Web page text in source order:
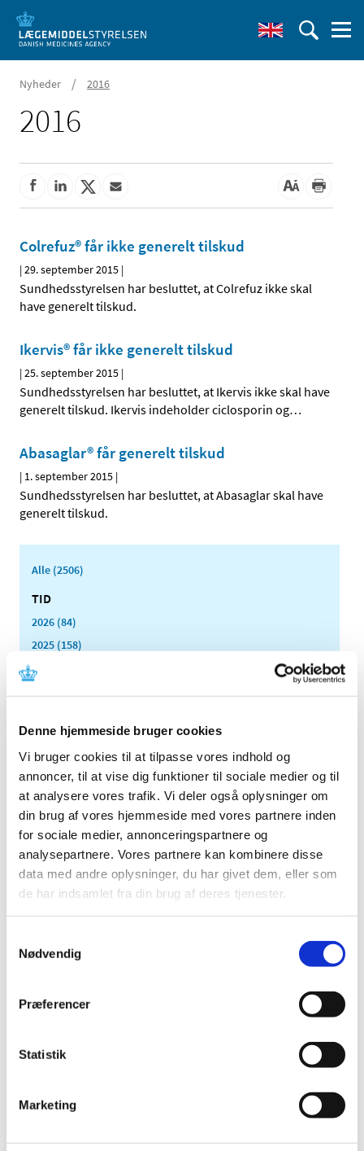
Denne hjemmeside bruger cookies
Vi bruger cookies til at tilpasse vores indhold og
annoncer, til at vise dig funktioner til sociale medier og til
at analysere vores trafik. Vi deler også oplysninger om
din brug af vores hjemmeside med vores partnere inden
for sociale medier, annonceringspartnere og
analysepartnere. Vores partnere kan kombinere disse
data med andre oplysninger, du har givet dem, eller som
de har indsamlet fra din brug af deres tjenester.
Nødvendig
Præferencer
Statistik
Marketing
Nyheder / 2016
2016
Colrefuz® får ikke generelt tilskud
|29. september 2015 |
Sundhedsstyrelsen har besluttet, at Colrefuz ikke skal
have generelt tilskud.
Ikervis® får ikke generelt tilskud
|25. september 2015 |
Sundhedsstyrelsen har besluttet, at Ikervis ikke skal have
generelt tilskud. Ikervis indeholder ciclosporin og…
Abasaglar® får generelt tilskud
| 1. september 2015 |
Sundhedsstyrelsen har besluttet, at Abasaglar skal have
generelt tilskud.
Alle (2506)
TID
2026 (84)
2025 (158)
2024 (224)
2021 (516)
2020 (263)
2019 (159)
2018 (150)
2017 (167)
2016 (167)
2015 (33)
december (4)
november (4)
september (3)
juni (9)
februar (2)
2014 (44)